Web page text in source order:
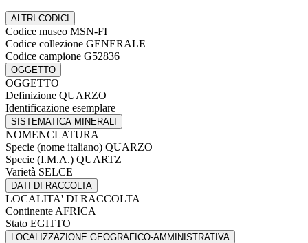
ALTRI CODICI
Codice museo MSN-FI
Codice collezione GENERALE
Codice campione G52836
OGGETTO
OGGETTO
Definizione QUARZO
Identificazione esemplare
SISTEMATICA MINERALI
NOMENCLATURA
Specie (nome italiano) QUARZO
Specie (I.M.A.) QUARTZ
Varietà SELCE
DATI DI RACCOLTA
LOCALITA' DI RACCOLTA
Continente AFRICA
Stato EGITTO
LOCALIZZAZIONE GEOGRAFICO-AMMINISTRATIVA